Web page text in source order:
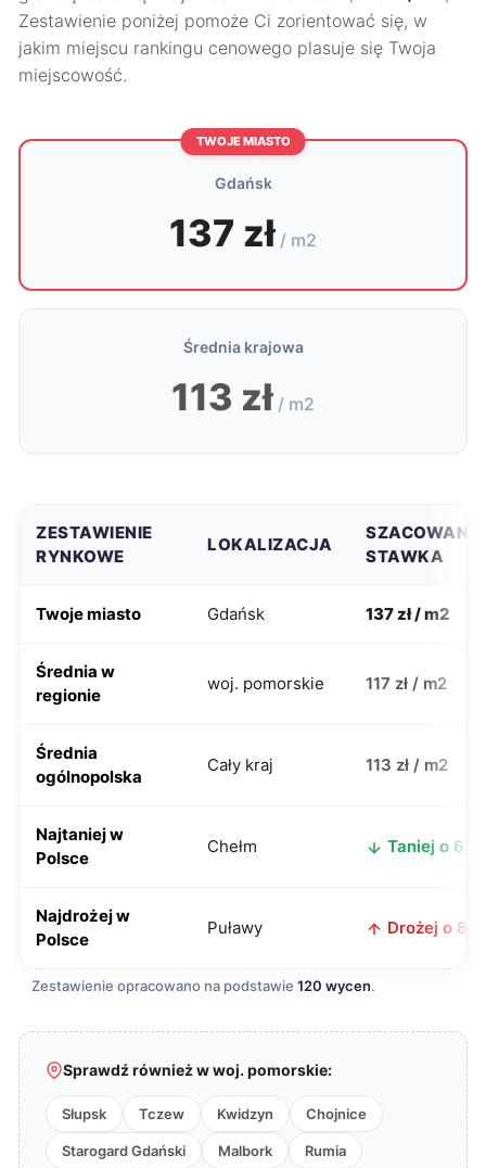
Zestawienie poniżej pomoże Ci zorientować się, w
jakim miejscu rankingu cenowego plasuje się Twoja
miejscowość.
TWOJE MIASTO
Gdańsk
137 zł / m2
Średnia krajowa
113 zł / m2
ZESTAWIENIE
RYNKOWE
LOKALIZACJA
SZACOWANA
STAWKA
Twoje miasto Gdańsk 137 zł / m2
Średnia w
regionie
woj. pomorskie 117 zł / m2
Średnia
ogólnopolska
Cały kraj 113 zł / m2
Najtaniej w
Polsce
Chełm Taniej o 62
Najdrożej w
Polsce
Puławy Drożej o 8 zł
Zestawienie opracowano na podstawie 120 wycen.
Sprawdź również w woj. pomorskie:
Słupsk Tczew Kwidzyn Chojnice
Starogard Gdański Malbork Rumia